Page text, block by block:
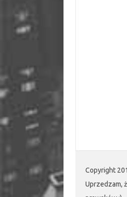
Copyright
Uprzedzam,